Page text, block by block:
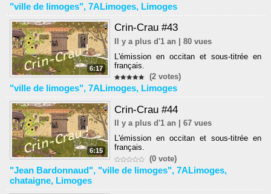
"ville de limoges", 7ALimoges, Limoges
6:17
Crin-Crau #43
Il y a plus d'1 an | 80 vues
L'émission enoccitan et sous-titrée en
français.
(2 votes)
"ville de limoges", 7ALimoges, Limoges
6:15
Crin-Crau #44
Il y a plus d'1 an | 67 vues
L'émission enoccitan et sous-titrée en
français.
(0 vote)
"Jean Bardonnaud", "ville de limoges", 7ALimoges,
chataigne, Limoges